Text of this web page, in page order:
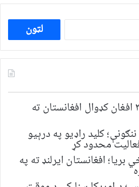
ددی
لپاره
لټون:
له بېلابېلو لارو ۲۲۲۱ افغان کډوال افغانستان ته
کلید راډیو په درېیو
محدود کړ
بریا؛ افغانستان ایرلنډ ته په